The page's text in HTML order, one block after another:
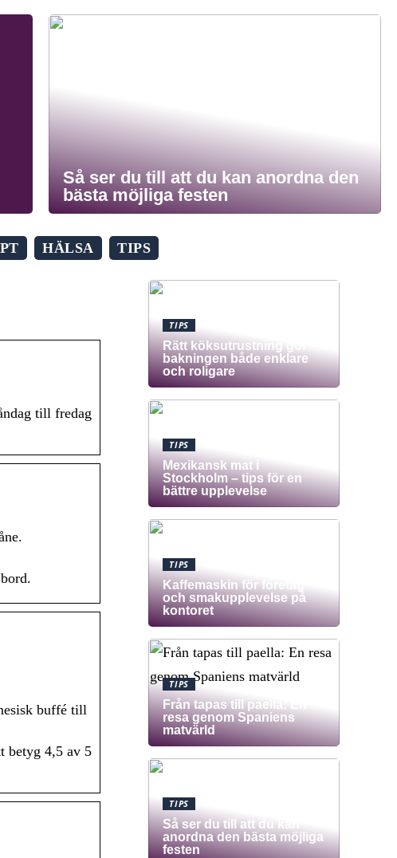
Så ser du till att du kan anordna den
bästa möjliga festen
HÄLSA TIPS
till fredag
buffé till
betyg 4,5 av 5
TIPS
Rätt köksutrustning gör
bakningen både enklare
och roligare
TIPS
Mexikansk mat i
Stockholm – tips för en
bättre upplevelse
TIPS
Kaffemaskin för företag
och smakupplevelse på
kontoret
TIPS
Från tapas till paella: En
resa genom Spaniens
matvärld
TIPS
Så ser du till att du kan
anordna den bästa möjliga
festen